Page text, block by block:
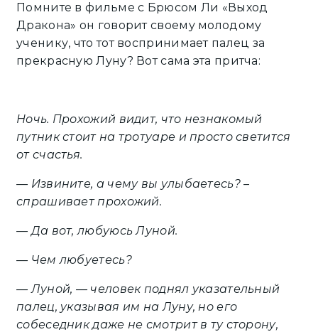
Помните в фильме с Брюсом Ли «Выход
Дракона» он говорит своему молодому
ученику, что тот воспринимает палец за
прекрасную Луну? Вот сама эта притча:
Ночь. Прохожий видит, что незнакомый
путник стоит на тротуаре и просто светится
от счастья.
— Извините, а чему вы улыбаетесь? –
спрашивает прохожий.
— Да вот, любуюсь Луной.
— Чем любуетесь?
— Луной, — человек поднял указательный
палец, указывая им на Луну, но его
собеседник даже не смотрит в ту сторону,